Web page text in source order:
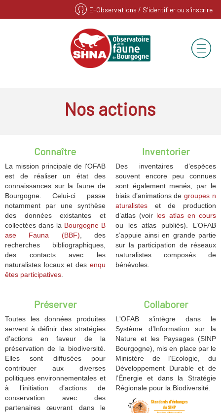
E-Observations / S'identifier ou s'inscrire
Nos actions
Connaître
La mission principale de l'OFAB
est de réaliser un état des
connaissances sur la faune de
Bourgogne. Celui-ci passe
notamment par une synthèse
des données existantes et
collectées dans la Bourgogne B
ase Fauna (BBF) , des
recherches bibliographiques,
des contacts avec les
naturalistes locaux et des enqu
êtes participatives
Inventorier
Des inventaires d’espèces
souvent encore peu connues
sont également menés, par le
biais d’animations degroupes n
aturalisteset de production
d’atlas (voir les atlas en cours
ou les atlas publiés). L’OFAB
s’appuie ainsi en grande partie
sur la participation de réseaux
naturalistes composés de
bénévoles.
Préserver
Toutes les données produites
servent à définir des stratégies
d’actions en faveur de la
préservation de la biodiversité.
Elles sont diffusées pour
contribuer aux diverses
politiques environnementales et
à l’initiation d’actions de
conservation avec des
partenaires œuvrant dans le
Collaborer
L'OFAB s’intègre dans le
Système d’Information sur la
Nature et les Paysages (SINP
Bourgogne), mis en place par le
Ministère de l’Ecologie, du
Développement Durable et de
l’Énergie et dans la Stratégie
Régionale pour la Biodiversité.